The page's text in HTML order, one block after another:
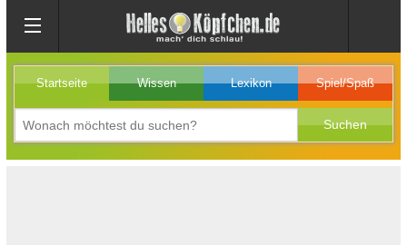
Startseite Wissen Lexikon Spiel/Spaß